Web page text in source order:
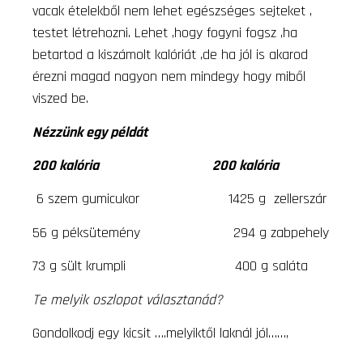
vacak ételekből nem lehet egészséges sejteket ,
testet létrehozni. Lehet ,hogy fogyni fogsz ,ha
betartod a kiszámolt kalóriát ,de ha jól is akarod
érezni magad nagyon nem mindegy hogy miből
viszed be.
Nézzünk egy példát
200 kalória 200 kalória
6 szem gumicukor 1425 g zellerszár
56 g péksütemény 294 g zabpehely
73 g sült krumpli 400 g saláta
Te melyik oszlopot választanád?
Gondolkodj egy kicsit ….melyiktől laknál jól……,